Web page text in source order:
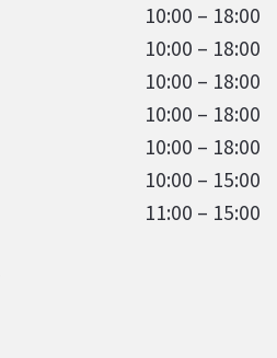
10:00 – 18:00
10:00 – 18:00
10:00 – 18:00
10:00 – 18:00
10:00 – 18:00
10:00 – 15:00
11:00 – 15:00